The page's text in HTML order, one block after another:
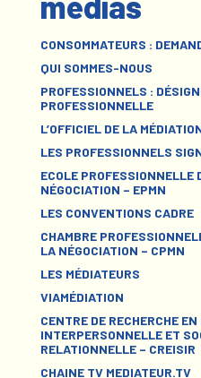
CONSOMMATEURS :
QUI SOMMES-NOUS
PROFESSIONNELS :
PROFESSIONNELLE
L’OFFICIEL DE LA
LES PROFESSIONNELS
ECOLE PROFESSIONNELLE
NÉGOCIATION – EPMN
LES CONVENTIONS CADRE
CHAMBRE
LA NÉGOCIATION – CPMN
LES MÉDIATEURS
VIAMÉDIATION
CENTRE DE RECHERCHE
INTERPERSONNELLE ET
RELATIONNELLE – CREISIR
CHAINE TV MEDIATEUR.TV